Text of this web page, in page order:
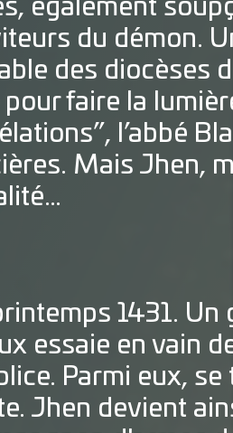
également
du démon.
des diocèses
faire la
l’abbé
Mais Jhen,
1431.
essaie en vain
Parmi eux,
Jhen devient